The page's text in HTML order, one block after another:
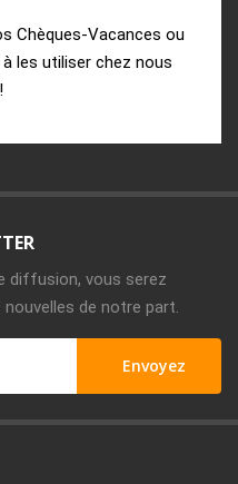
Chèques-Vacances ou
les utiliser chez nous
diffusion, vous serez
de notre part.